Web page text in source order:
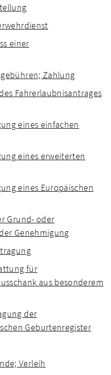
einer
Zahlung
Fahrerlaubnisantrages
eines einfachen
eines erweiterten
eines Europäischen
Grund- oder
Genehmigung
für
aus besonderem
der
Geburtenregister
Verleih